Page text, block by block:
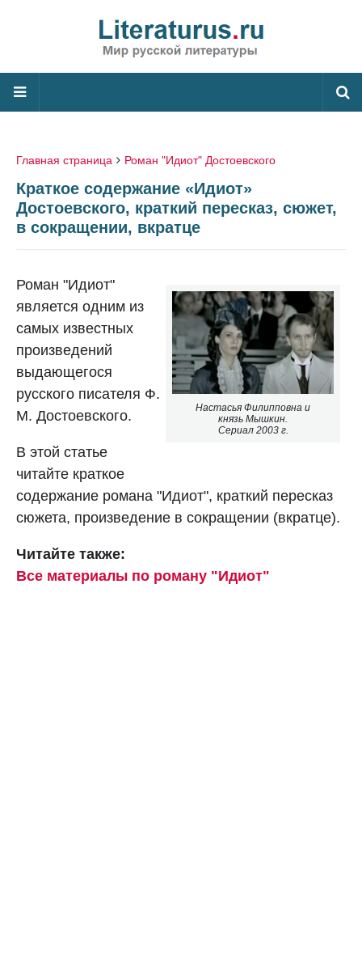
Главная страница Роман "Идиот" Достоевского
Краткое содержание «Идиот»
Достоевского, краткий пересказ, сюжет,
в сокращении, вкратце
Настасья Филипповна и
князь Мышкин.
Сериал 2003 г.
Роман "Идиот"
является одним из
самых известных
произведений
выдающегося
русского писателя Ф.
М. Достоевского.
В этой статье
читайте краткое
содержание романа "Идиот", краткий пересказ
сюжета, произведение в сокращении (вкратце).
Читайте также:
Все материалы по роману "Идиот"